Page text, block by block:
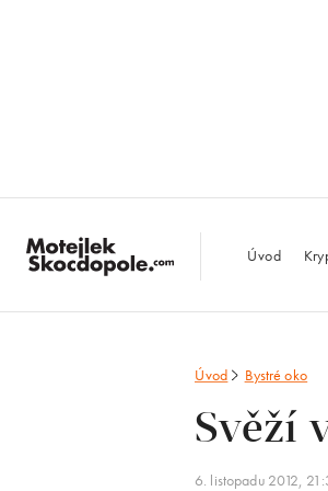
Úvod
Úvod Bystré oko
Svěží
6. listopadu 2012,